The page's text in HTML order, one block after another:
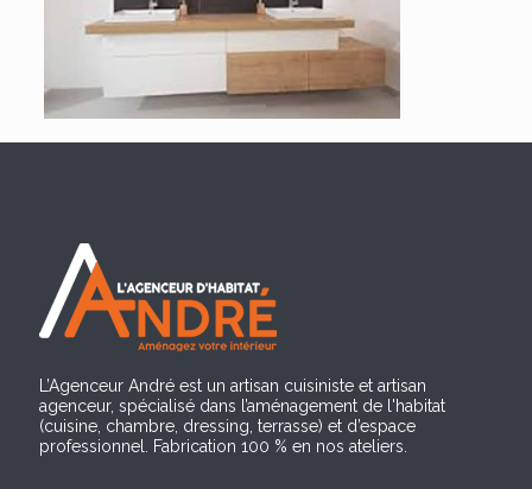
L’Agenceur André est un artisan cuisiniste et artisan
agenceur, spécialisé dans l’aménagement de l'habitat
(cuisine, chambre, dressing, terrasse) et d’espace
professionnel. Fabrication 100 % en nos ateliers.